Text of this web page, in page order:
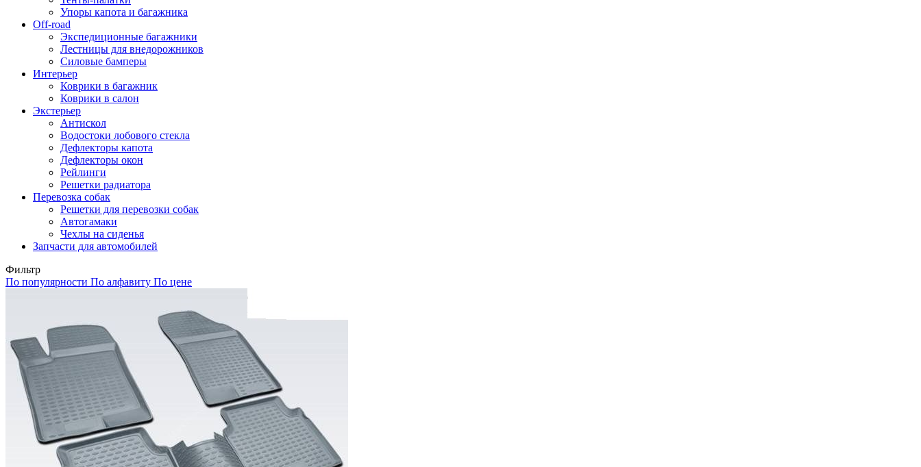
Упоры капота и багажника
Off-road
Экспедиционные багажники
Лестницы для внедорожников
Силовые бамперы
Интерьер
Коврики в багажник
Коврики в салон
Экстерьер
Антискол
Водостоки лобового стекла
Дефлекторы капота
Дефлекторы окон
Рейлинги
Решетки радиатора
Перевозка собак
Решетки для перевозки собак
Автогамаки
Чехлы на сиденья
Запчасти для автомобилей
Фильтр
По популярности По алфавиту По цене